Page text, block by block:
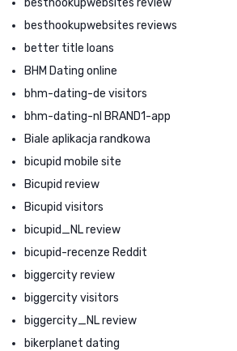
besthookupwebsites reviews
better title loans
BHM Dating online
bhm-dating-de visitors
bhm-dating-nl BRAND1-app
Biale aplikacja randkowa
bicupid mobile site
Bicupid review
Bicupid visitors
bicupid_NL review
bicupid-recenze Reddit
biggercity review
biggercity visitors
biggercity_NL review
bikerplanet dating